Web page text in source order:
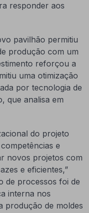
responder aos
pavilhão permitiu
produção com um
reforçou a
uma otimização
por tecnologia de
que analisa em
do projeto
e
novos projetos com
e eficientes,”
de processos foi de
interna nos
produção de moldes